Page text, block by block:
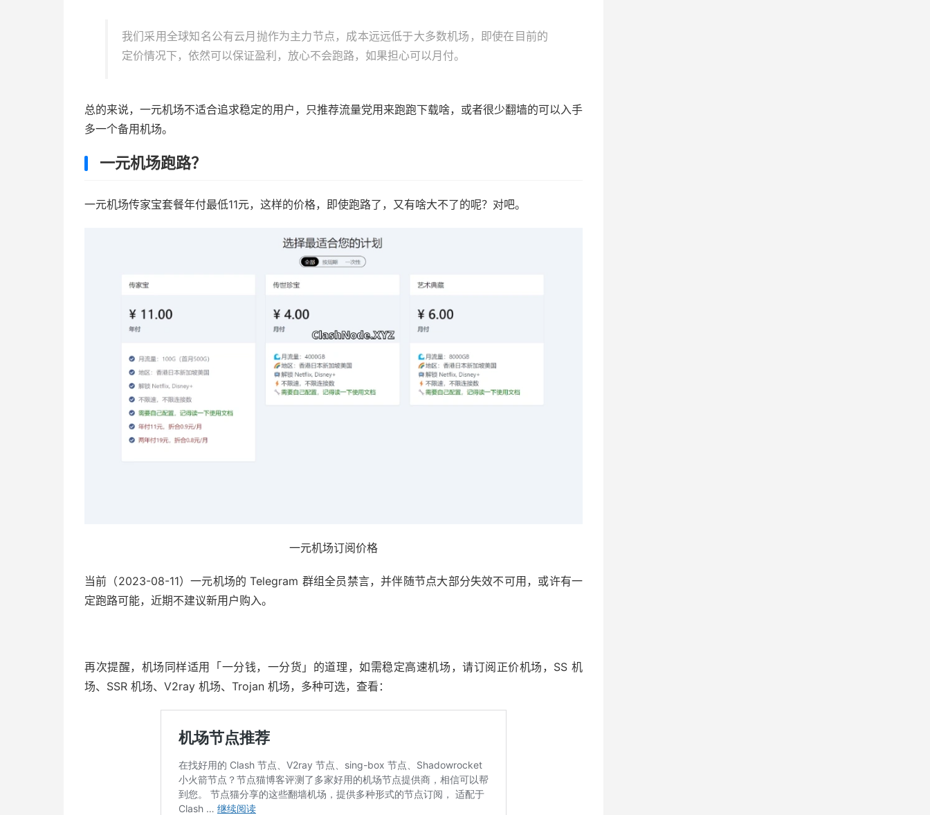
我们采用全球知名公有云月抛作为主力节点，成本远远低于大多数机场，即使在目前的
定价情况下，依然可以保证盈利，放心不会跑路，如果担心可以月付。
总的来说，一元机场不适合追求稳定的用户，只推荐流量党用来跑跑下载啥，或者很少翻墙的可以入手
多一个备用机场。
一元机场跑路？
一元机场传家宝套餐年付最低11元，这样的价格，即使跑路了，又有啥大不了的呢？对吧。
一元机场订阅价格
当前（2023-08-11）一元机场的 Telegram 群组全员禁言，并伴随节点大部分失效不可用，或许有一
定跑路可能，近期不建议新用户购入。
再次提醒，机场同样适用「一分钱，一分货」的道理，如需稳定高速机场，请订阅正价机场，SS 机
场、SSR 机场、V2ray 机场、Trojan 机场，多种可选，查看：